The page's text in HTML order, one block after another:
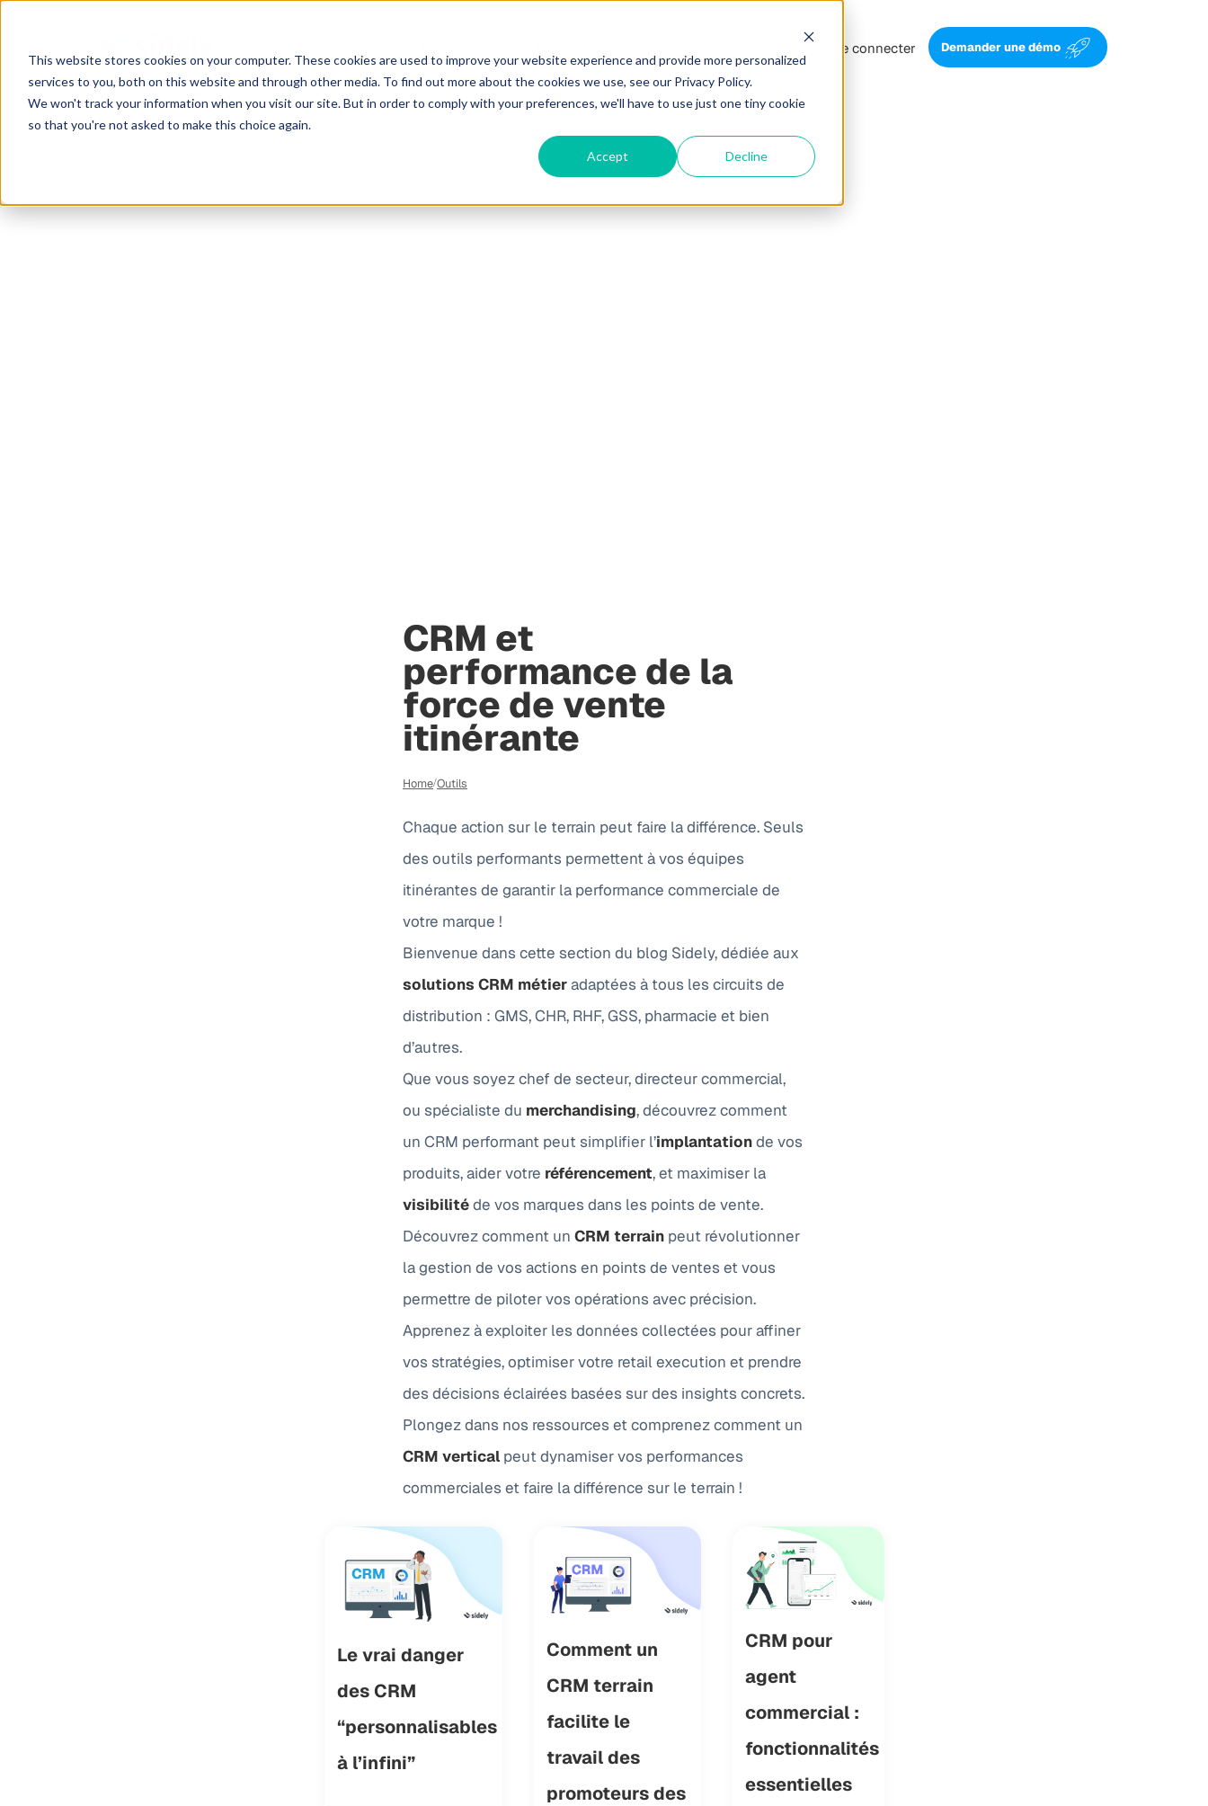
This website stores cookies on your computer. These cookies are used to improve your website experience and provide more personalized
services to you, both on this website and through other media. To find out more about the cookies we use, see our Privacy Policy.
We won't track your information when you visit our site. But in order to comply with your preferences, we'll have to use just one tiny cookie
so that you're not asked to make this choice again.
Accept Decline
Se connecter Demander une démo
CRM et
performance de la
force de vente
itinérante
Home/Outils
Chaque action sur le terrain peut faire la différence. Seuls
des outils performants permettent à vos équipes
itinérantes de garantir la performance commerciale de
votre marque !
Bienvenue dans cette section du blog Sidely, dédiée aux
solutions CRM métieradaptées à tous les circuits de
distribution : GMS, CHR, RHF, GSS, pharmacie et bien
d’autres.
Que vous soyez chef de secteur, directeur commercial,
ou spécialiste du merchandising, découvrez comment
un CRM performant peut simplifier l’implantationde vos
produits, aider votre référencement, et maximiser la
visibilitéde vos marques dans les points de vente.
Découvrez comment un CRM terrain peut révolutionner
la gestion de vos actions en points de ventes et vous
permettre de piloter vos opérations avec précision.
Apprenez à exploiter les données collectées pour affiner
vos stratégies, optimiser votre retail execution et prendre
des décisions éclairées basées sur des insights concrets.
Plongez dans nos ressources et comprenez comment un
CRM vertical peut dynamiser vos performances
commerciales et faire la différence sur le terrain !
Le vrai danger
des CRM
“personnalisables
à l’infini”
Comment un
CRM terrain
facilite le
travail des
promoteurs des
CRM pour
agent
commercial :
fonctionnalités
essentielles